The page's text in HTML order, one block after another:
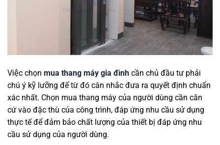
Việc chọn mua thang máy gia đình cần chủ đầu tư phải
chú ý kỹ lưỡng để từ đó cân nhắc đưa ra quyết định chuẩn
xác nhất. Chọn mua thang máy của người dùng cần căn
cứ vào đặc thù của công trình, đáp ứng nhu cầu sử dụng
thực tế để đảm bảo chất lượng của thiết bị đáp ứng nhu
cầu sử dụng của người dùng.